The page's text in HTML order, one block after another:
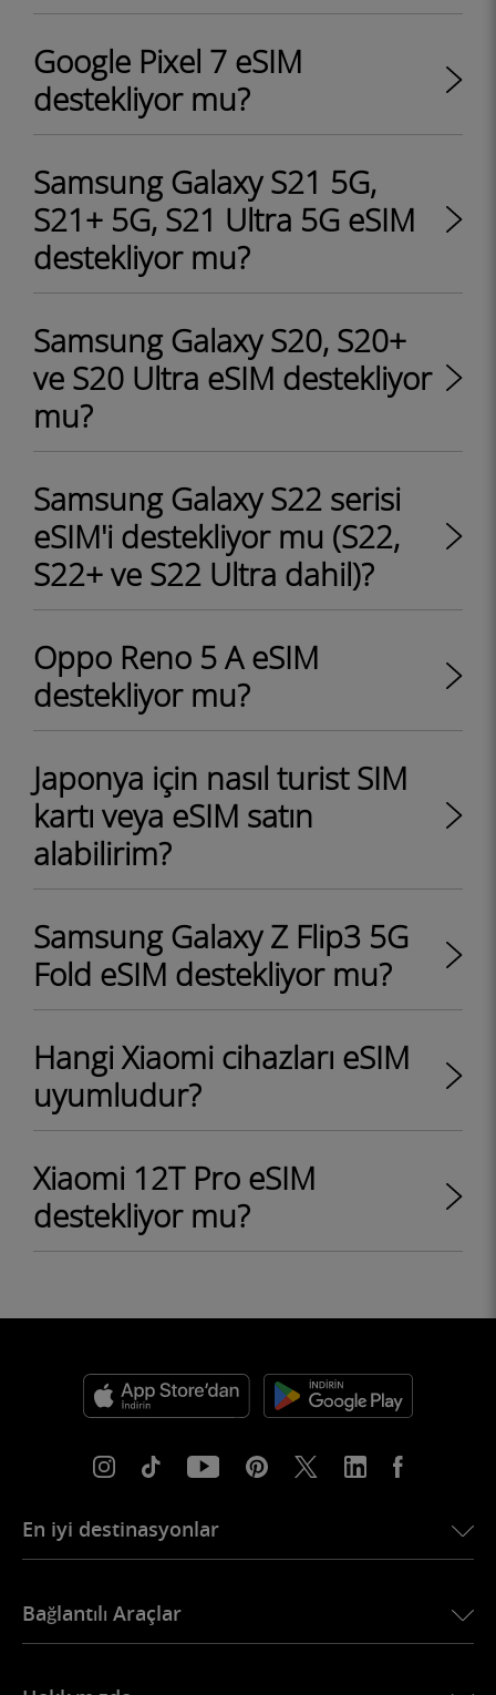
Google Pixel 7 eSIM
destekliyor mu?
Samsung Galaxy S21 5G,
S21+ 5G, S21 Ultra 5G eSIM
destekliyor mu?
Samsung Galaxy S20, S20+
ve S20 Ultra eSIM destekliyor
mu?
Samsung Galaxy S22 serisi
eSIM'i destekliyor mu (S22,
S22+ ve S22 Ultra dahil)?
Oppo Reno 5 A eSIM
destekliyor mu?
Japonya için nasıl turist SIM
kartı veya eSIM satın
alabilirim?
Samsung Galaxy Z Flip3 5G
Fold eSIM destekliyor mu?
Hangi Xiaomi cihazları eSIM
uyumludur?
Xiaomi 12T Pro eSIM
destekliyor mu?
En iyi destinasyonlar
Avrupa için eSIM
Kanada için eSIM
Bağlantılı Araçlar